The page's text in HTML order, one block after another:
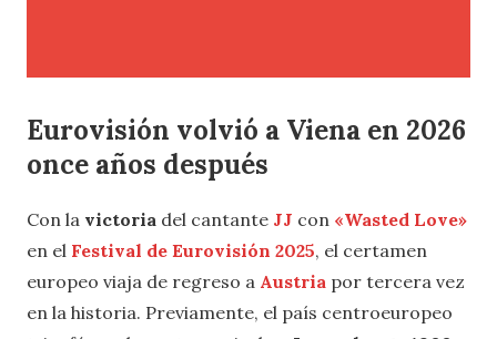
Eurovisión volvió a Viena en 2026
once años después
Con la victoria del cantante JJ con «Wasted Love»
en el Festival de Eurovisión 2025, el certamen
europeo viaja de regreso a Austria por tercera vez
en la historia. Previamente, el país centroeuropeo